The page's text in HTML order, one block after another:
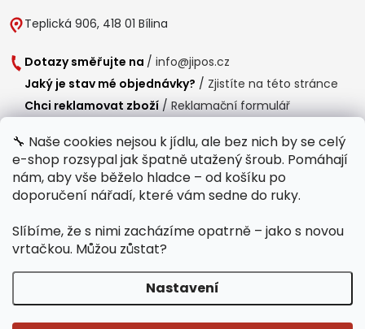
🔧 Naše cookies nejsou k jídlu, ale bez nich by se celý
e-shop rozsypal jak špatně utažený šroub. Pomáhají
nám, aby vše běželo hladce – od košíku po
doporučení nářadí, které vám sedne do ruky.
Slíbíme, že s nimi zacházíme opatrně – jako s novou
vrtačkou. Můžou zůstat?
Nastavení
Teplická 906, 418 01 Bílina
Dotazy směřujte na / info@jipos.cz
Jaký je stav mé objednávky? / Zjistíte na této stránce
Chci reklamovat zboží / Reklamační formulář
Provozní doba
Po-Čt /
8:00 - 15:00
Polední přestávka /11:00 - 11:30
Copyright 2026Jipos.cz. Všechna práva vyhrazena.Upravit nastavení